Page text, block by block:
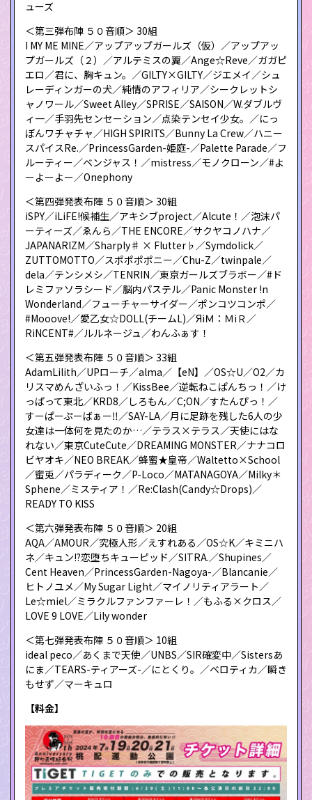
ューズ
＜第三弾布陣 ５０音順＞ 30組
I MY ME MINE／アップアップガールズ（仮）／アップアッ
プガールズ（２）／アルテミスの翼／Ange☆Reve／ガガピ
エロ／君に、胸キュン。／GILTY×GILTY／ジエメイ／シュ
レーディンガーの犬／純情のアフィリア／シークレットシ
ャノワール／Sweet Alley／SPRISE／SAISON／W.ダブルヴ
ィ一／手羽先センセーション／点染テンセイ少女。／にっ
ぽんワチャチャ／HIGH SPIRITS／Bunny La Crew／ハニー
スパイスRe.／PrincessGarden-姫庭-／Palette Parade／フ
ルーティー／ベンジャス！／mistress／モノクローン／#よ
ーよーよー／Onephony
＜第四弾発表布陣 ５０音順＞ 30組
iSPY／iLiFE!候補生／アキシブproject／Alcute！／泡沫パ
ーティーズ／ゑんら／THE ENCORE／サクヤコノハナ／
JAPANARIZM／Sharply♯ × Flutter♭／Symdolick／
ZUTTOMOTTO／スポポポポニー／Chu-Z／twinpale／
dela／テンシメシ／TENRIN／東京ガールズブラボー／#ド
レミファソラシード／脳内パステル／Panic Monster !n
Wonderland／フューチャーサイダー／ポンコツコンポ／
#Mooove!／愛乙女☆DOLL(チームL)／ЯiＭ：ＭiＲ／
RiNCENT#／ルルネージュ／わんふぁす！
＜第五弾発表布陣 ５０音順＞ 33組
AdamLilith／UPローチ／alma／【eN】／OS☆U／O2／カ
リスマめんざいふっ！／KissBee／逆転ねこぱんちっ！／け
っぱって東北／KRD8／しろもん／C;ON／すたんぴっ！／
すーぱーぷーばぁー‼／SAY-LA／月に足跡を残した6人の少
女達は一体何を見たのか…／テラス×テラス／天使にはな
れない／東京CuteCute／DREAMING MONSTER／ナナコロ
ビヤオキ／NEO BREAK／蜂蜜★皇帝／Waltetto×School
／蜜兎／パラディーク／P-Loco／MATANAGOYA／Milky＊
Sphene／ミスティア！／Re:Clash(Candy☆Drops)／
READY TO KISS
＜第六弾発表布陣 ５０音順＞ 20組
AQA／AMOUR／究極人形／えすれある／OS☆K／キミニハ
ネ／キュン!?恋堕ちキューピッド／SITRA.／Shupines／
Cent Heaven／PrincessGarden-Nagoya-／Blancanie／
ヒトノユメ／My Sugar Light／マイノリティアラート／
Le☆miel／ミラクルファンファーレ！／もふる×クロス／
LOVE 9 LOVE／Lily wonder
＜第七弾発表布陣 ５０音順＞ 10組
ideal peco／あくまで天使／UNBS／SIR確変中／Sistersあ
にま／TEARS-ティアーズ-／にとくり。／ベロティカ／瞬き
もせず／マーキュロ
【料金】